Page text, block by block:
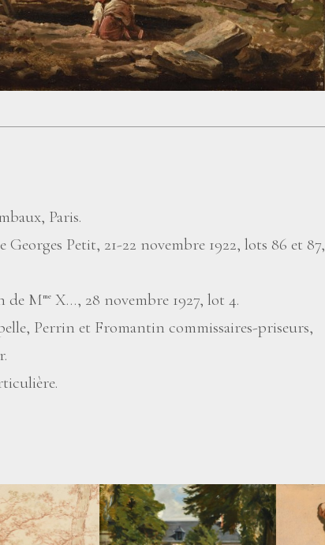
Paris.
Georges Petit, 21-22 novembre 1922, lots 86 et 87,
de Mme X…, 28 novembre 1927, lot 4.
Perrin et Fromantin commissaires-priseurs,